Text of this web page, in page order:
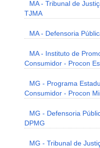
MA - Tribunal de
TJMA
MA - Defensoria
MA - Instituto de
Consumidor - Procon
MG - Programa
Consumidor - Procon
MG - Defensoria
DPMG
MG - Tribunal de